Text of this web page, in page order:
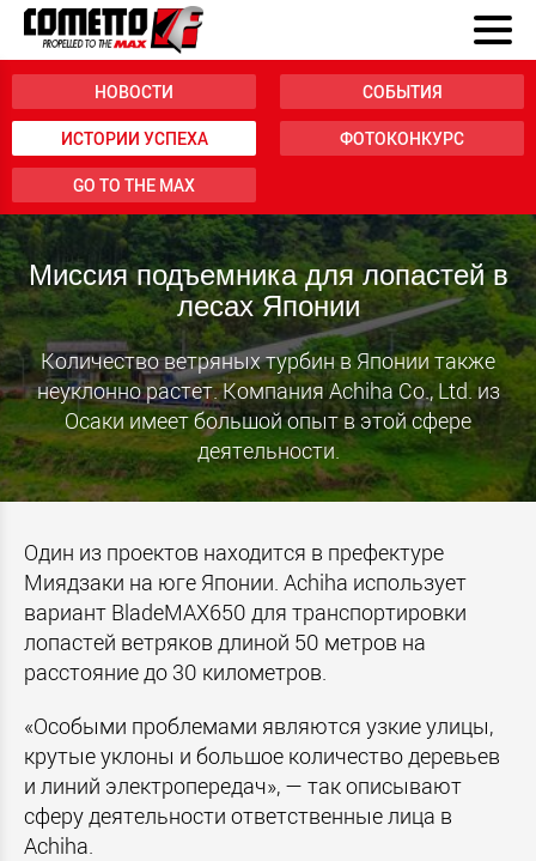
НОВОСТИ СОБЫТИЯ
ИСТОРИИ УСПЕХА ФОТОКОНКУРС
GO TO THE MAX
Миссия подъемника для лопастей в
лесах Японии
Количество ветряных турбин в Японии также
неуклонно растет. Компания Achiha Co., Ltd. из
Осаки имеет большой опыт в этой сфере
деятельности.
Один из проектов находится в префектуре
Миядзаки на юге Японии. Achiha использует
вариант BladeMAX650 для транспортировки
лопастей ветряков длиной 50 метров на
расстояние до 30 километров.
«Особыми проблемами являются узкие улицы,
крутые уклоны и большое количество деревьев
и линий электропередач», — так описывают
сферу деятельности ответственные лица в
Achiha.